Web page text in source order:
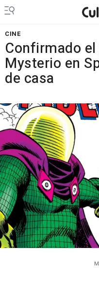
CINE
Confirmado
Mysterio en
de casa